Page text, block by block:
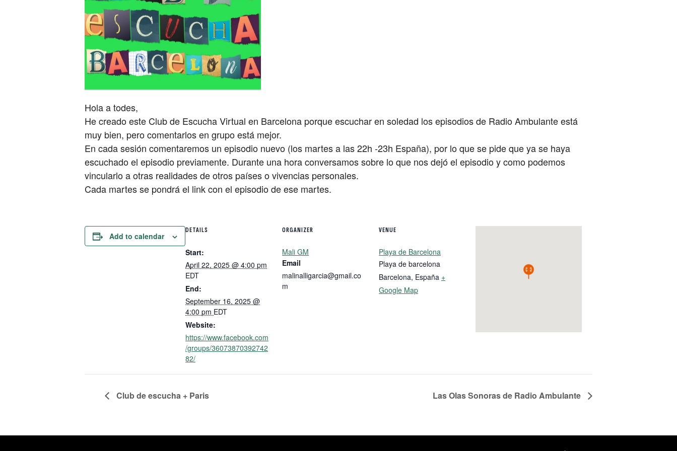
Hola a todes,
He creado este Club de Escucha Virtual en Barcelona porque escuchar en soledad los episodios de Radio Ambulante está
muy bien, pero comentarlos en grupo está mejor.
En cada sesión comentaremos un episodio nuevo (los martes a las 22h -23h España), por lo que se pide que ya se haya
escuchado el episodio previamente. Durante una hora conversamos sobre lo que nos dejó el episodio y como podemos
vincularlo a otras realidades de otros países o vivencias personales.
Cada martes se pondrá el link con el episodio de ese martes.
Add to calendar
DETAILS
Start:
April 22, 2025 @ 4:00 pm
EDT
End:
September 16, 2025 @
4:00 pm EDT
Website:
https://www.facebook.com
/groups/36073870392742
82/
ORGANIZER
Mali GM
Email
malinalligarcia@gmail.co
m
VENUE
Playa de Barcelona
Playa de barcelona
Barcelona, España +
Google Map
Club de escucha + Paris Las Olas Sonoras de Radio Ambulante